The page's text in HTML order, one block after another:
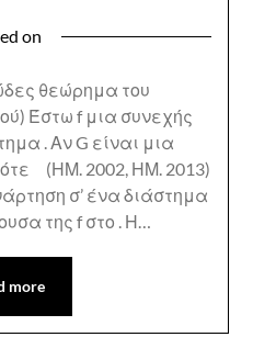
on
θεώρημα του
Έστω f μια συνεχής
. Αν G είναι μια
(ΗΜ. 2002, ΗΜ. 2013)
σ’ ένα διάστημα
της f στο . Η…
more